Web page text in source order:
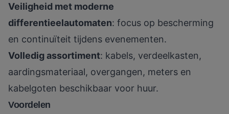
Veiligheid met moderne
differentieelautomaten: focus op bescherming
en continuïteit tijdens evenementen.
Volledig assortiment: kabels, verdeelkasten,
aardingsmateriaal, overgangen, meters en
kabelgoten beschikbaar voor huur.
Voordelen